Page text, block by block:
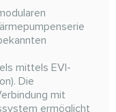
mittels EVI-
Die
mit
ermöglicht